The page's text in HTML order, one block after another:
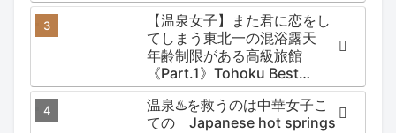
焼温泉郷 川の湯
【温泉女子】また君に恋をし
てしまう東北一の混浴露天
年齢制限がある高級旅館
《Part.1》Tohoku Best
Secret hotspring #japan
#koteno
温泉♨️を救うのは中華女子こ
ての Japanese hot springs